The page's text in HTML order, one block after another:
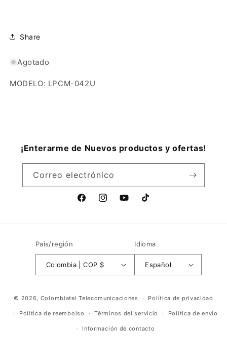
Share
Agotado
MODELO: LPCM-042U
¡Enterarme de Nuevos productos y ofertas!
Correo electrónico
FacebookInstagramYouTubeTikTok
País/región
Colombia | COP $
Idioma
Español
de
pago
© 2026, Colombiatel Telecomunicaciones Política de privacidad
Política de reembolso Términos del servicio Política de envío
Información de contacto